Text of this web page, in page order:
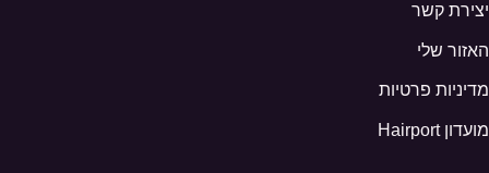
יצירת קשר
האזור שלי
מדיניות פרטיות
מועדון Hairport